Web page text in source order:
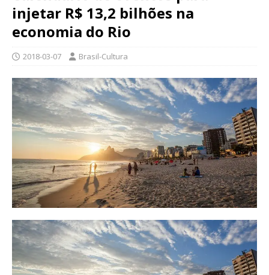
injetar R$ 13,2 bilhões na
economia do Rio
2018-03-07 Brasil-Cultura